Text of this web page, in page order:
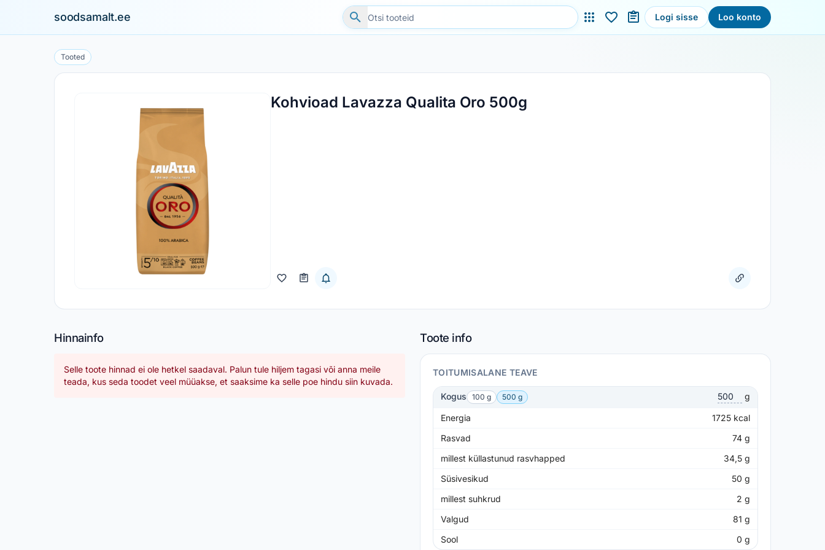
soodsamalt.ee Logi sisse Loo konto
Tooted
Kohvioad Lavazza Qualita Oro 500g
Hinnainfo
Selle toote hinnad ei ole hetkel saadaval. Palun tule hiljem tagasi või anna meile
teada, kus seda toodet veel müüakse, et saaksime ka selle poe hindu siin kuvada.
Toote info
TOITUMISALANE TEAVE
Kogus 100 g 500 g g
Energia 1725 kcal
Rasvad
74 g
millest küllastunud rasvhapped
34,5 g
Süsivesikud
50 g
millest suhkrud
2 g
Valgud
81 g
Sool
0 g